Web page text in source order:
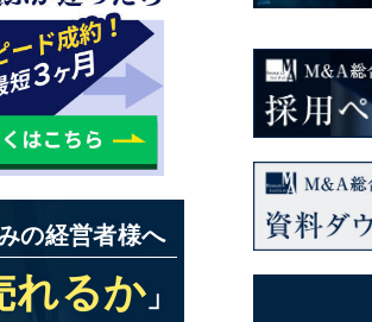
の経営者様へ
れるか 」